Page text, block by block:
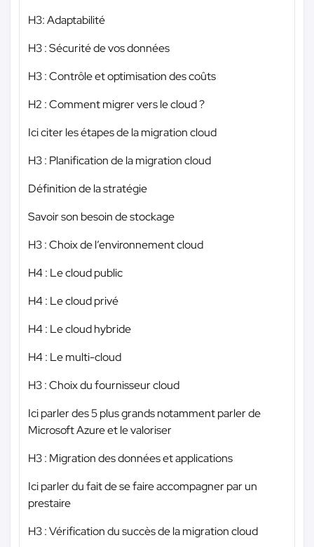
H3: Adaptabilité
H3 : Sécurité de vos données
H3 : Contrôle et optimisation des coûts
H2 : Comment migrer vers le cloud ?
Ici citer les étapes de la migration cloud
H3 : Planification de la migration cloud
Définition de la stratégie
Savoir son besoin de stockage
H3 : Choix de l’environnement cloud
H4 : Le cloud public
H4 : Le cloud privé
H4 : Le cloud hybride
H4 : Le multi-cloud
H3 : Choix du fournisseur cloud
Ici parler des 5 plus grands notamment parler de
Microsoft Azure et le valoriser
H3 : Migration des données et applications
Ici parler du fait de se faire accompagner par un
prestaire
H3 : Vérification du succès de la migration cloud